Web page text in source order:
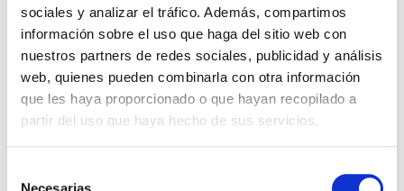
sociales y analizar el tráfico. Además, compartimos
información sobre el uso que haga del sitio web con
nuestros partners de redes sociales, publicidad y análisis
web, quienes pueden combinarla con otra información
que les haya proporcionado o que hayan recopilado a
partir del uso que haya hecho de sus servicios.
Necesarias
Miguel Ángel Gómez & Pedro
Garrido
9,99€ 0,50€ (5%)
9,49€
Stock: -
Max Lucado
16,00€ 0,80€ (5%)
15,20€
Stock:-
Comprar